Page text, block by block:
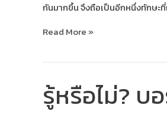
กันมากขึ้น จึงถือเป็นอีกหนึ่งทักษะ
Read More »
รู้หรือไม่? บ
รู้
หรือ
ไม่?